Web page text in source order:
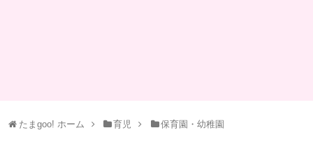
たまgoo! ホーム 育児 保育園・幼稚園